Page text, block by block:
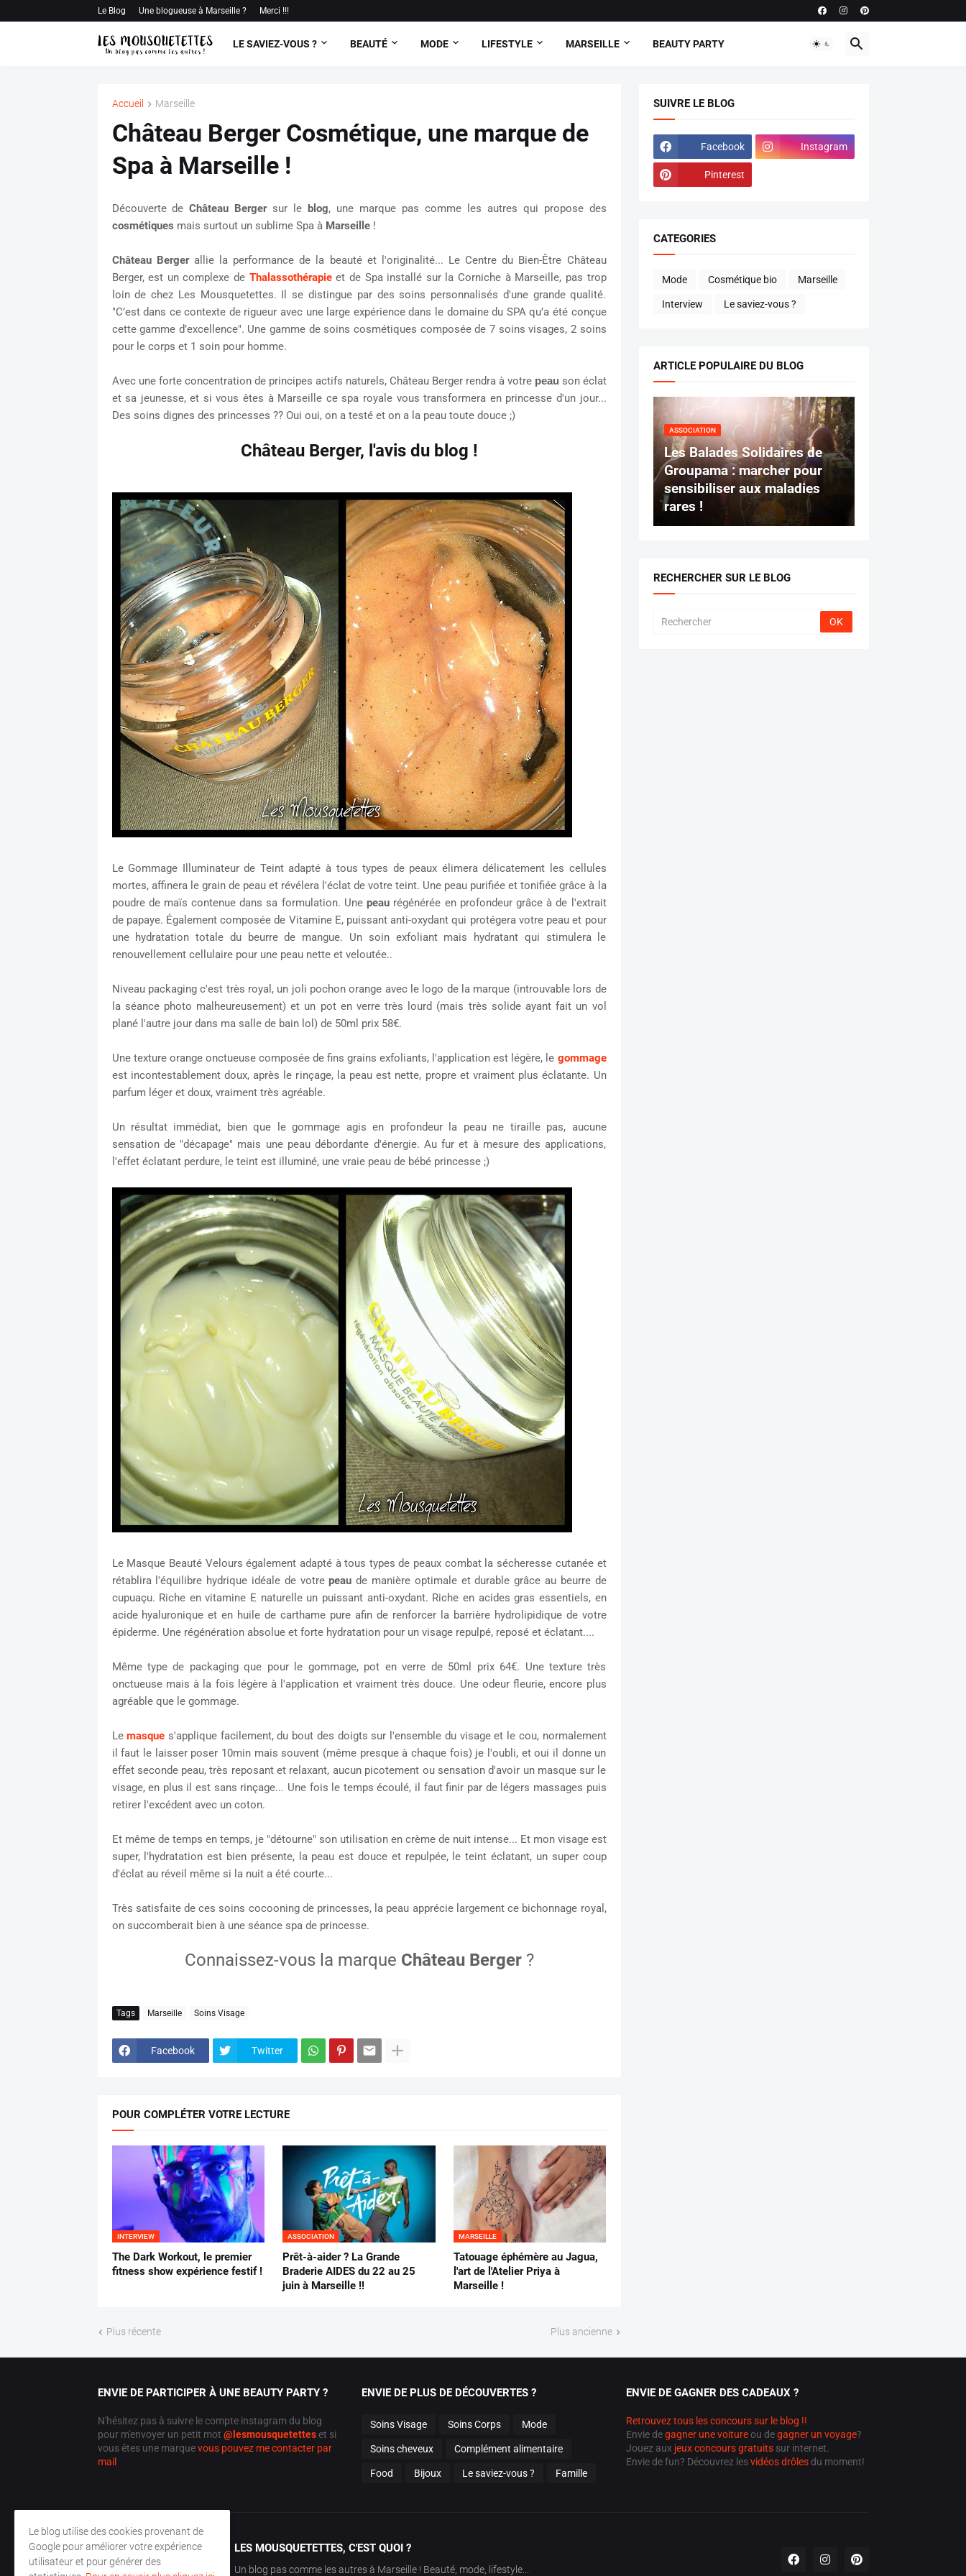
Le Blog Une blogueuse à Marseille ? Merci !!!
LE SAVIEZ-VOUS ? BEAUTÉ MODE LIFESTYLE MARSEILLE BEAUTY PARTY
Accueil Marseille
Château Berger Cosmétique, une marque de
Spa à Marseille !
Découverte deChâteau Bergersur leblog, une marque pas comme les autres qui propose des
cosmétiques mais surtout un sublime Spa à Marseille !
Château Bergerallie la performance de la beauté et l'originalité... Le Centre du Bien-Être Château
Berger, est un complexe de Thalassothérapie et de Spa installé sur la Corniche à Marseille, pas trop
loin de chez Les Mousquetettes. Il se distingue par des soins personnalisés d'une grande qualité.
"C’est dans ce contexte de rigueuravec une large expérience dans le domaine du SPA qu’a été conçue
cette gamme d’excellence". Une gamme de soins cosmétiques composée de 7 soins visages, 2 soins
pour le corps et 1 soin pour homme.
Avec une forte concentration de principes actifs naturels, Château Berger rendra à votre peau son éclat
et sa jeunesse, et si vous êtes à Marseille ce spa royale vous transformera en princesse d'un jour...
Des soins dignes des princesses ?? Oui oui, on a testé et on a la peau toute douce ;)
Château Berger, l'avis du blog !
Le Gommage Illuminateur de Teint adapté à tous types de peaux élimera délicatement les cellules
mortes, affinera le grain de peau et révélera l'éclat de votre teint. Une peau purifiée et tonifiée grâce à la
poudre de maïs contenue dans sa formulation. Unepeau régénérée en profondeur grâce à de l'extrait
de papaye. Également composée de Vitamine E, puissant anti-oxydant qui protégera votre peau et pour
une hydratation totale du beurre de mangue. Un soin exfoliant mais hydratant qui stimulera le
renouvellement cellulaire pour une peau nette et veloutée..
Niveau packaging c'est très royal, un joli pochon orange avec le logo de la marque (introuvable lors de
la séance photo malheureusement) et un pot en verre très lourd (mais très solide ayant fait un vol
plané l'autre jour dans ma salle de bain lol) de 50ml prix 58€.
Une texture orange onctueuse composée de fins grains exfoliants, l'application est légère, le gommage
est incontestablement doux, après le rinçage, la peau est nette, propre et vraiment plus éclatante. Un
parfum léger et doux, vraiment très agréable.
Un résultat immédiat, bien que le gommage agis en profondeur la peau ne tiraille pas, aucune
sensation de "décapage" mais une peau débordante d'énergie. Au fur et à mesure des applications,
l'effet éclatant perdure, le teint est illuminé, une vraie peau de bébé princesse ;)
Le Masque Beauté Velours également adapté à tous types de peaux combat la sécheresse cutanée et
rétablira l'équilibre hydrique idéale de votrepeaude manière optimale et durable grâce au beurre de
cupuaçu. Riche en vitamine E naturelle un puissant anti-oxydant. Riche en acides gras essentiels, en
acide hyaluronique et en huile de carthame pure afin de renforcer la barrière hydrolipidique de votre
épiderme. Une régénération absolue et forte hydratation pour un visage repulpé, reposé et éclatant....
Même type de packaging que pour le gommage, pot en verre de 50ml prix 64€. Une texture très
onctueuse mais à la fois légère à l'application et vraiment très douce. Une odeur fleurie, encore plus
agréable que le gommage.
Lemasque s'applique facilement, du bout des doigts sur l'ensemble du visage et le cou, normalement
il faut le laisser poser 10min mais souvent (même presque à chaque fois) je l'oubli, et oui il donne un
effet seconde peau, très reposant et relaxant, aucun picotement ou sensation d'avoir un masque sur le
visage, en plus il est sans rinçage... Une fois le temps écoulé, il faut finir par de légers massages puis
retirer l'excédent avec un coton.
Et même de temps en temps, je "détourne" son utilisation en crème de nuit intense... Et mon visage est
super, l'hydratation est bien présente, la peau est douce et repulpée, le teint éclatant, un super coup
d'éclat au réveil même si la nuit a été courte...
Très satisfaite de ces soins cocooning de princesses, la peau apprécie largement ce bichonnage royal,
on succomberait bien à une séance spa de princesse.
Connaissez-vous la marque Château Berger?
Tags Marseille Soins Visage
Facebook Twitter
POUR COMPLÉTER VOTRE LECTURE
INTERVIEW
The Dark Workout, le premier
fitness show expérience festif !
ASSOCIATION
Prêt-à-aider ? La Grande
Braderie AIDES du 22 au 25
juin à Marseille !!
MARSEILLE
Tatouage éphémère au Jagua,
l'art de l'Atelier Priya à
Marseille !
Plus récente Plus ancienne
SUIVRE LE BLOG
Facebook Instagram
Pinterest
CATEGORIES
Mode Cosmétique bio Marseille
Interview Le saviez-vous ?
ARTICLE POPULAIRE DU BLOG
ASSOCIATION
Les Balades Solidaires de
Groupama : marcher pour
sensibiliser aux maladies
rares !
RECHERCHER SUR LE BLOG
ENVIE DE PARTICIPER À UNE BEAUTY PARTY ?
N'hésitez pas à suivre le compte instagram du blog
pour m'envoyer un petit mot @lesmousquetetteset si
vous êtes une marquevous pouvez me contacter par
mail
ENVIE DE PLUS DE DÉCOUVERTES ?
Soins Visage Soins Corps Mode
Soins cheveux Complément alimentaire
Food Bijoux Le saviez-vous ? Famille
ENVIE DE GAGNER DES CADEAUX ?
Retrouvez tous les concours sur le blog !!
Envie degagner une voitureou degagner un voyage?
Jouez aux jeux concours gratuitssur internet.
Envie de fun? Découvrez lesvidéos drôlesdu moment!
LES MOUSQUETETTES, C'EST QUOI ?
Un blog pas comme les autres à Marseille ! Beauté, mode, lifestyle...
Le blog utilise des cookies provenant de
Google pour améliorer votre expérience
utilisateur et pour générer des